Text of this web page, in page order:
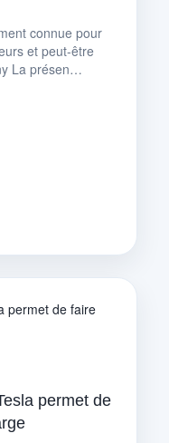
connue pour
et peut-être
La présen…
permet de